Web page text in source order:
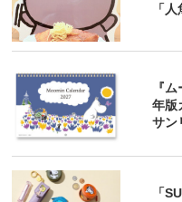
「
『
年版
サン
「